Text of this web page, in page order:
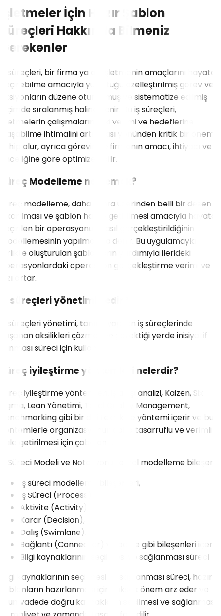
İşletmeler İçin Hazır Şablon
Süreçleri Hakkında Bilmeniz
Gerekenler
İş süreçleri, bir firma ya da işletmenin amaçlarını hayata
geçirebilme amacıyla yürüttüğü özelleştirilmiş görev ve
aksiyonların düzene oturtulmuş ve sistematize edilmiş
biçimde sıralanmış haline denir. Bu iş süreçleri,
işletmelerin çalışmalarındaki verimi ve hedeflerine
ulaşabilme ihtimalini artırması yönünden kritik bir öneme
sahip olur, ayrıca görevin ve firmanın amacı, ihtiyacı ve
önceliğine göre optimize edilir.
Süreç Modelleme ne demek?
Süreç modelleme, daha sonra üzerinden belli bir desen
çıkarılması ve şablon haline getirilmesi amacıyla hayata
geçirilen bir operasyonun nasıl gerçekleştirildiğinin
modellemesinin yapılmasına denir. Bu uygulamayla
birlikte oluşturulan şablonların yardımıyla ilerideki
operasyonlardaki operasyon gerçekleştirme verimi ve
hızı artar.
İş süreçleri yönetimi nedir?
İş süreçleri yönetimi, tanımı yapılan iş süreçlerinde
yaşanan aksilikleri çözmek ve gerektiği yerde inisiyatif
alınması süreci için kullanılır.
Süreç iyileştirme yöntemleri nelerdir?
Süreç iyileştirme yöntemleri, iş akışı analizi, Kaizen, Six
Sigma, Lean Yönetimi, Total Quality Management,
Benchmarking gibi bir dizi teknik ve yöntemi içerir ve bu
yöntemlerle organizasyonun daha tasarruflu ve verimli
hale getirilmesi için çabalanır.
İş Süreci Modeli ve Notasyonu temel modelleme bileşeni
İş süreci modelleme bileşenleri,
İş Süreci (Process),
Aktivite (Activity),
Karar (Decision),
Dalış (Swimlane),
Bağlantı (Connector) ve belge gibi bileşenleri içerir.
Bilgi kaynaklarının seçilmesi ve sağlanması süreci
Bilgi kaynaklarının seçilmesi ve sağlanması süreci, hazır
şablonların hazırlanması için yüksek önem arz eder ve
uzun vadede doğru kaynakların seçilmesi ve sağlanması